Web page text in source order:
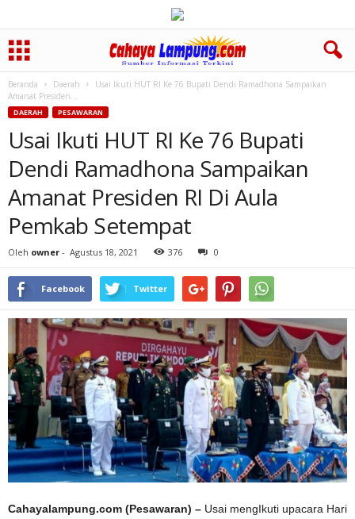
Beranda Daerah
Usai Ikuti HUT RI Ke 76 Bupati Dendi Ramadhona Sampaikan
Amanat Presiden...
DAERAH PESAWARAN
Usai Ikuti HUT RI Ke 76 Bupati
Dendi Ramadhona Sampaikan
Amanat Presiden RI Di Aula
Pemkab Setempat
Oleh owner - Agustus 18, 2021 376 0
Facebook Twitter
Cahayalampung.com (Pesawaran) – Usai mengIkuti upacara Hari